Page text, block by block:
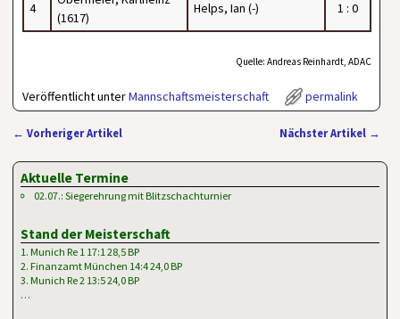
4
(1617)
Helps, Ian (-) 1 : 0
Quelle: Andreas Reinhardt, ADAC
Veröffentlicht unterMannschaftsmeisterschaft permalink
← Vorheriger Artikel Nächster Artikel →
Aktuelle Termine
02.07.: Siegerehrung mit Blitzschachturnier
Stand der Meisterschaft
1. Munich Re 1 17:1 28,5 BP
2. Finanzamt München 14:4 24,0 BP
3. Munich Re 2 13:5 24,0 BP
…